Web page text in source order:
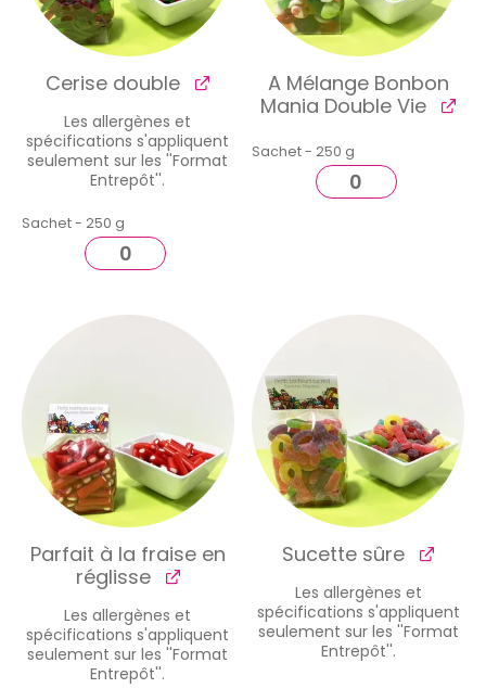
Cerise double
Les allergènes et
spécifications s'appliquent
seulement sur les ''Format
Entrepôt''.
Sachet - 250 g
A Mélange Bonbon
Mania Double Vie
Sachet - 250 g
Parfait à la fraise en
réglisse
Les allergènes et
spécifications s'appliquent
seulement sur les ''Format
Entrepôt''.
Sucette sûre
Les allergènes et
spécifications s'appliquent
seulement sur les ''Format
Entrepôt''.